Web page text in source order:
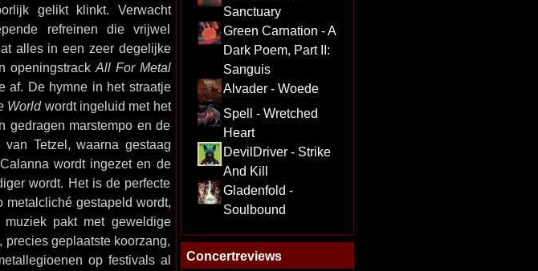
gelikt klinkt. Verwacht
refreinen die vrijwel
alles in een zeer degelijke
openingstrack All For Metal
af. De hymne in het straatje
Worldwordt ingeluid met het
gedragen marstempo en de
Tetzel, waarna gestaag
wordt ingezet en de
wordt. Het is de perfecte
gestapeld wordt,
pakt met geweldige
geplaatste koorzang,
op festivals al
Sanctuary
Green Carnation - A
Dark Poem, Part II:
Sanguis
Alvader - Woede
Spell - Wretched
Heart
DevilDriver - Strike
And Kill
Gladenfold -
Soulbound
Concertreviews